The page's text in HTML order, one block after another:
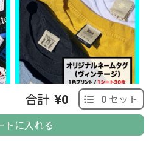
合計 ¥0 0 セット
トに入れる
オリジナル ネームタグ (ヴィ
ンテージ) (品番NT04)